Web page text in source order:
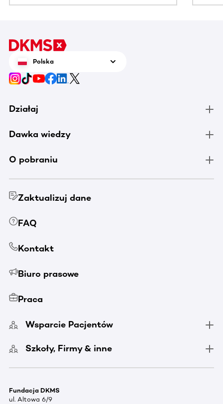
Polska
Działaj
Dawka wiedzy
O pobraniu
Zaktualizuj dane
FAQ
Kontakt
Biuro prasowe
Praca
Wsparcie Pacjentów
Szkoły, Firmy & inne
Fundacja DKMS
ul. Altowa 6/9